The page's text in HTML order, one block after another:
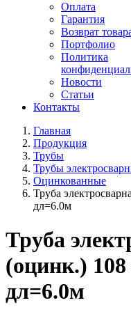
Оплата
Гарантия
Возврат
Портфолио
Политика
Новости
Статьи
Контакты
Главная
Продукция
Трубы
Трубы
Оцинкованные
Труба
дл=6.0м
Труба
(оцинк.) 108
дл=6.0м